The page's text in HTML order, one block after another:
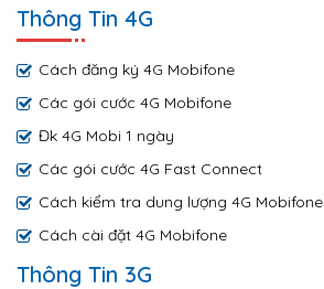
Thông Tin 4G
Cách đăng ký 4G Mobifone
Các gói cước 4G Mobifone
Đk 4G Mobi 1 ngày
Các gói cước 4G Fast Connect
Cách kiểm tra dung lượng 4G Mobifone
Cách cài đặt 4G Mobifone
Thông Tin 3G